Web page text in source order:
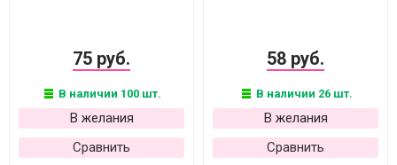
75 руб.
В наличии 100 шт.
В желания
Сравнить
58 руб.
В наличии 26 шт.
В желания
Сравнить